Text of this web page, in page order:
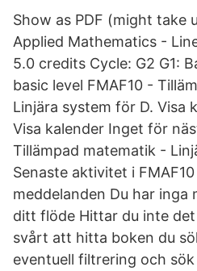
Show as PDF (might take
Applied Mathematics -
5.0 credits Cycle: G2 G1:
basic level FMAF10 -
Linjära system för D. Visa
Visa kalender Inget för
Tillämpad matematik -
Senaste aktivitet i
meddelanden Du har inga
ditt flöde Hittar du inte
svårt att hitta boken du
eventuell filtrering och